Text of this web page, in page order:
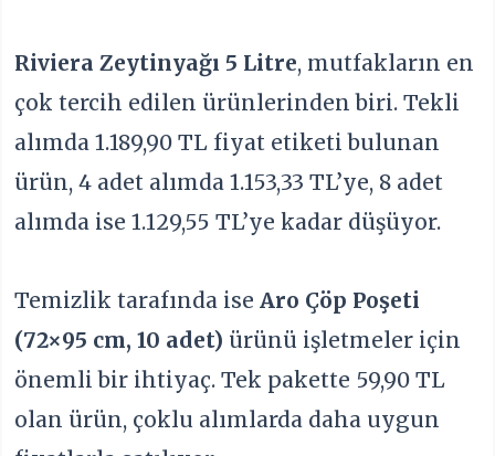
Riviera Zeytinyağı 5 Litre, mutfakların en
çok tercih edilen ürünlerinden biri. Tekli
alımda 1.189,90 TL fiyat etiketi bulunan
ürün, 4 adet alımda 1.153,33 TL’ye, 8 adet
alımda ise 1.129,55 TL’ye kadar düşüyor.
Temizlik tarafında iseAro Çöp Poşeti
(72×95 cm, 10 adet) ürünü işletmeler için
önemli bir ihtiyaç. Tek pakette 59,90 TL
olan ürün, çoklu alımlarda daha uygun